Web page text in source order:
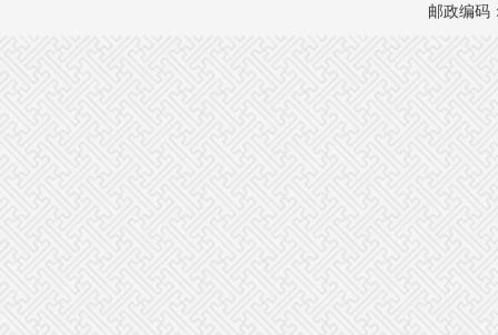
邮政编码